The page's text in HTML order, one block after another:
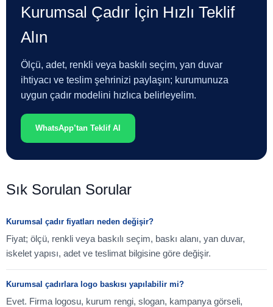
Kurumsal Çadır İçin Hızlı Teklif
Alın
Ölçü, adet, renkli veya baskılı seçim, yan duvar
ihtiyacı ve teslim şehrinizi paylaşın; kurumunuza
uygun çadır modelini hızlıca belirleyelim.
WhatsApp’tan Teklif Al
Sık Sorulan Sorular
Kurumsal çadır fiyatları neden değişir?
Fiyat; ölçü, renkli veya baskılı seçim, baskı alanı, yan duvar,
iskelet yapısı, adet ve teslimat bilgisine göre değişir.
Kurumsal çadırlara logo baskısı yapılabilir mi?
Evet. Firma logosu, kurum rengi, slogan, kampanya görseli,